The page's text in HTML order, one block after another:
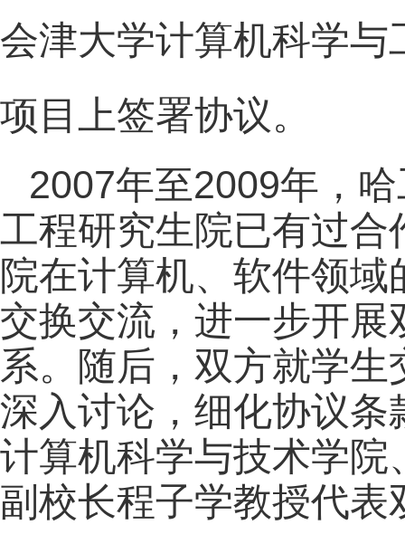
会津大学计算机科学
项目上签署协议。
2007年至2009年，
工程研究生院已有过
院在计算机、软件领
交换交流，进一步开
系。随后，双方就学
深入讨论，细化协议
计算机科学与技术学
副校长程子学教授代